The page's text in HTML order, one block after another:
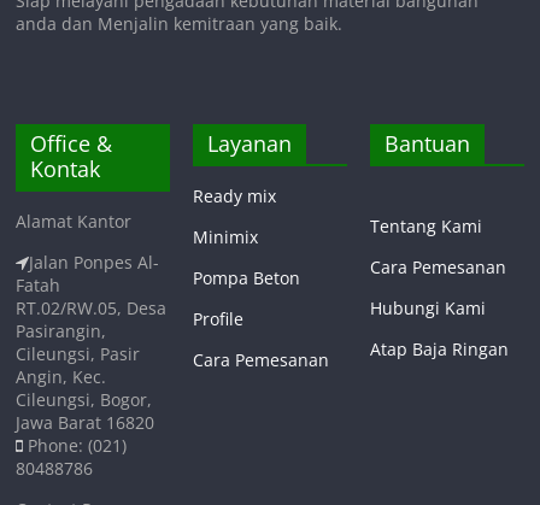
anda dan Menjalin kemitraan yang baik.
Office &
Kontak
Alamat Kantor
Jalan Ponpes Al-
Fatah
RT.02/RW.05, Desa
Pasirangin,
Cileungsi, Pasir
Angin, Kec.
Cileungsi, Bogor,
Jawa Barat 16820
Phone: (021)
80488786
Layanan
Ready mix
Minimix
Pompa Beton
Profile
Cara Pemesanan
Bantuan
Tentang Kami
Cara Pemesanan
Hubungi Kami
Atap Baja Ringan